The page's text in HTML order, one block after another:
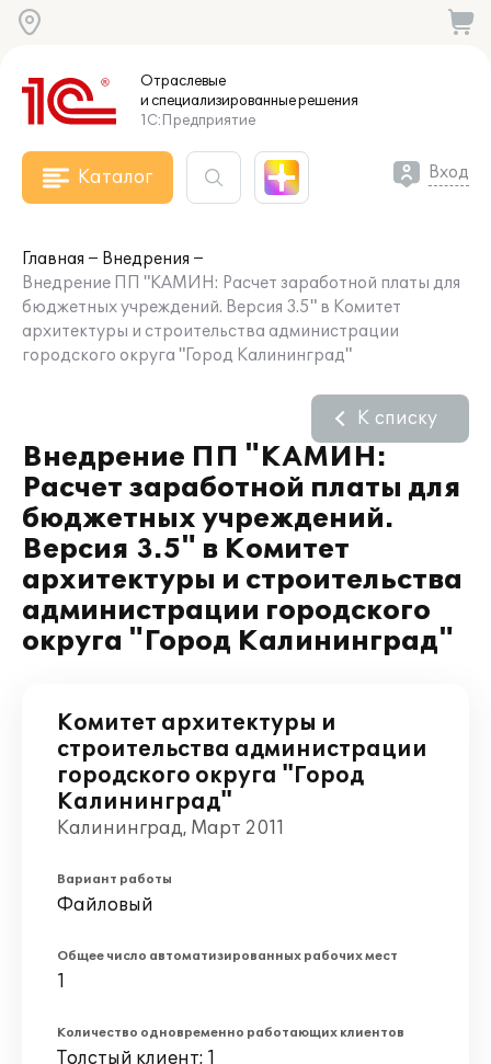
Отраслевые
и специализированныерешения
1С:Предприятие
Каталог Вход
Главная
Внедрения
Внедрение ПП "КАМИН: Расчет заработной платы для
бюджетных учреждений. Версия 3.5" в Комитет
архитектуры и строительства администрации
городского округа "Город Калининград"
Внедрение ПП "КАМИН:
Расчет заработной платы для
бюджетных учреждений.
Версия 3.5" в Комитет
архитектуры и строительства
администрации городского
округа "Город Калининград"
К списку
Комитет архитектуры и
строительства администрации
городского округа "Город
Калининград"
Калининград, Март 2011
Вариант работы
Файловый
Общее число автоматизированных рабочих мест
1
Количество одновременно работающих клиентов
Толстый клиент: 1